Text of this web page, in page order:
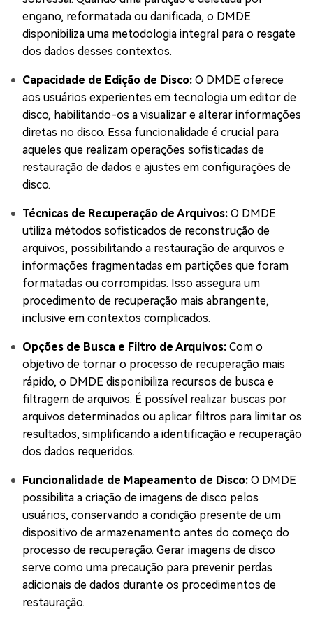
engano, reformatada ou danificada, o DMDE
disponibiliza uma metodologia integral para o resgate
dos dados desses contextos.
Capacidade de Edição de Disco: O DMDE oferece
aos usuários experientes em tecnologia um editor de
disco, habilitando-os a visualizar e alterar informações
diretas no disco. Essa funcionalidade é crucial para
aqueles que realizam operações sofisticadas de
restauração de dados e ajustes em configurações de
disco.
Técnicas de Recuperação de Arquivos: O DMDE
utiliza métodos sofisticados de reconstrução de
arquivos, possibilitando a restauração de arquivos e
informações fragmentadas em partições que foram
formatadas ou corrompidas. Isso assegura um
procedimento de recuperação mais abrangente,
inclusive em contextos complicados.
Opções de Busca e Filtro de Arquivos: Com o
objetivo de tornar o processo de recuperação mais
rápido, o DMDE disponibiliza recursos de busca e
filtragem de arquivos. É possível realizar buscas por
arquivos determinados ou aplicar filtros para limitar os
resultados, simplificando a identificação e recuperação
dos dados requeridos.
Funcionalidade de Mapeamento de Disco: O DMDE
possibilita a criação de imagens de disco pelos
usuários, conservando a condição presente de um
dispositivo de armazenamento antes do começo do
processo de recuperação. Gerar imagens de disco
serve como uma precaução para prevenir perdas
adicionais de dados durante os procedimentos de
restauração.